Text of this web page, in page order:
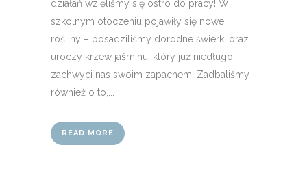
działań wzięliśmy się ostro do pracy! W
szkolnym otoczeniu pojawiły się nowe
rośliny – posadziliśmy dorodne świerki oraz
uroczy krzew jaśminu, który już niedługo
zachwyci nas swoim zapachem. Zadbaliśmy
również o to,...
READ MORE